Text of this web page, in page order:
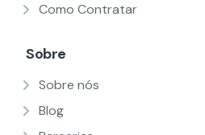
Como Contratar
Sobre
Sobre nós
Blog